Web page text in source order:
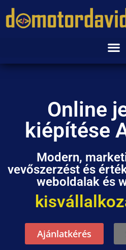
Online
kiépítése
Modern,
vevőszerzést és
weboldalak és
Ajánlatkérés